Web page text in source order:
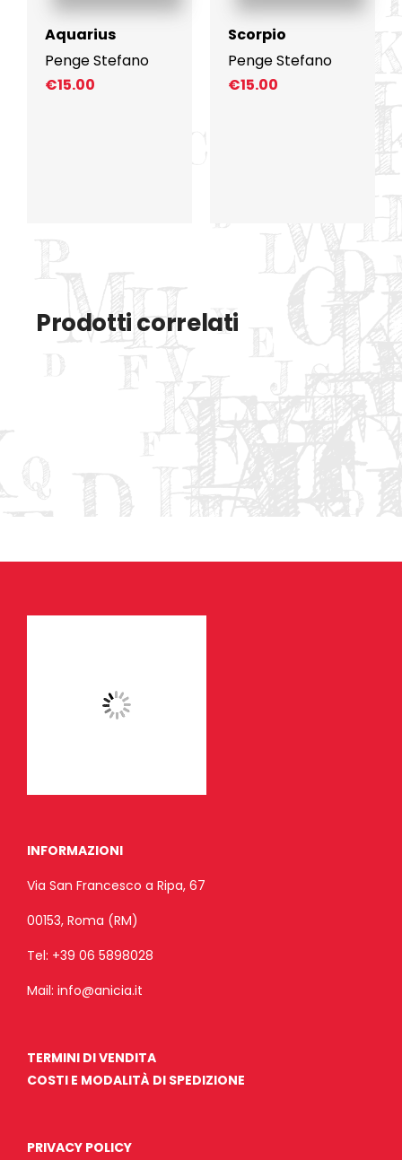
Aquarius
Penge Stefano
€15.00
Scorpio
Penge Stefano
€15.00
Prodotti correlati
INFORMAZIONI
Via San Francesco a Ripa, 67
00153, Roma (RM)
Tel: +39 06 5898028
Mail: info@anicia.it
TERMINI DI VENDITA
COSTI E MODALITÀ DI SPEDIZIONE
PRIVACY POLICY